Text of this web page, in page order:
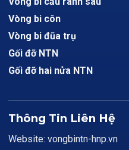
Vòng bi côn
Vòng bi đũa trụ
Gối đỡ NTN
Gối đỡ hai nửa NTN
Thông Tin Liên Hệ
Website: vongbintn-hnp.vn